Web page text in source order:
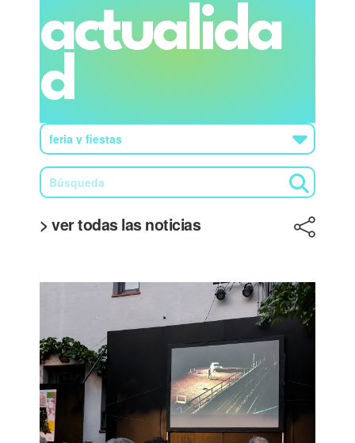
actualida
d
> ver todas las noticias